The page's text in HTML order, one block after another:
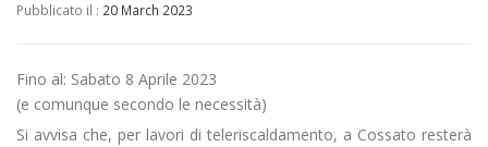
Pubblicato il : 20 March 2023
Fino al: Sabato 8 Aprile 2023
(e comunque secondo le necessità)
Si avvisa che, per lavori di teleriscaldamento, a Cossato resterà